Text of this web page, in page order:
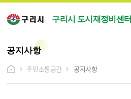
구리시 도시재정비센터
공지사항
주민소통공간
공지사항